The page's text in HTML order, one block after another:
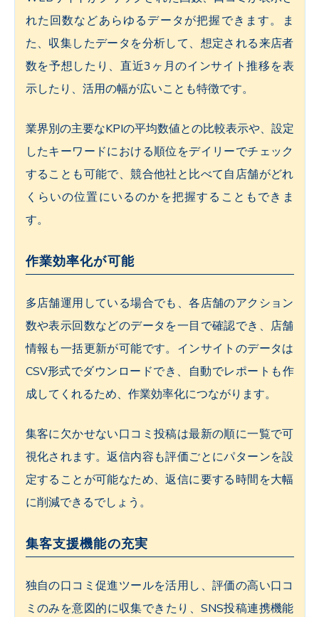
れた回数などあらゆるデータが把握できます。ま
た、収集したデータを分析して、想定される来店者
数を予想したり、直近3ヶ月のインサイト推移を表
示したり、活用の幅が広いことも特徴です。
業界別の主要なKPIの平均数値との比較表示や、設定
したキーワードにおける順位をデイリーでチェック
することも可能で、競合他社と比べて自店舗がどれ
くらいの位置にいるのかを把握することもできま
す。
作業効率化が可能
多店舗運用している場合でも、各店舗のアクション
数や表示回数などのデータを一目で確認でき、店舗
情報も一括更新が可能です。インサイトのデータは
CSV形式でダウンロードでき、自動でレポートも作
成してくれるため、作業効率化につながります。
集客に欠かせない口コミ投稿は最新の順に一覧で可
視化されます。返信内容も評価ごとにパターンを設
定することが可能なため、返信に要する時間を大幅
に削減できるでしょう。
集客支援機能の充実
独自の口コミ促進ツールを活用し、評価の高い口コ
ミのみを意図的に収集できたり、SNS投稿連携機能